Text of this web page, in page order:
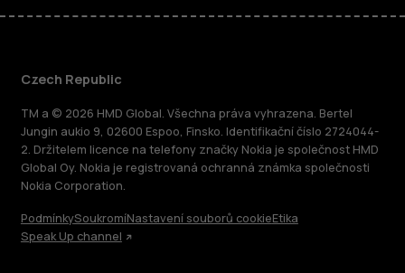
Czech Republic
TM a © 2026 HMD Global. Všechna práva vyhrazena. Bertel
Jungin aukio 9, 02600 Espoo, Finsko. Identifikační číslo 2724044-
2. Držitelem licence na telefony značky Nokia je společnost HMD
Global Oy. Nokia je registrovaná ochranná známka společnosti
Nokia Corporation.
PodmínkySoukromíNastavení souborů cookieEtika
Speak Up channel